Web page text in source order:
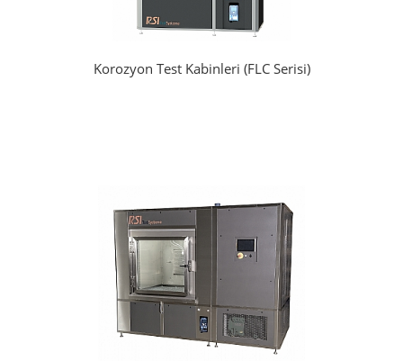
Korozyon Test Kabinleri (FLC Serisi)